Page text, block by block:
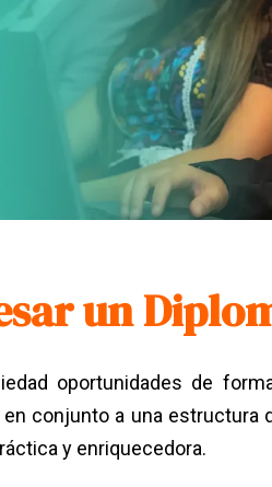
un
oportunidades de
conjunto a una estructura
y enriquecedora.